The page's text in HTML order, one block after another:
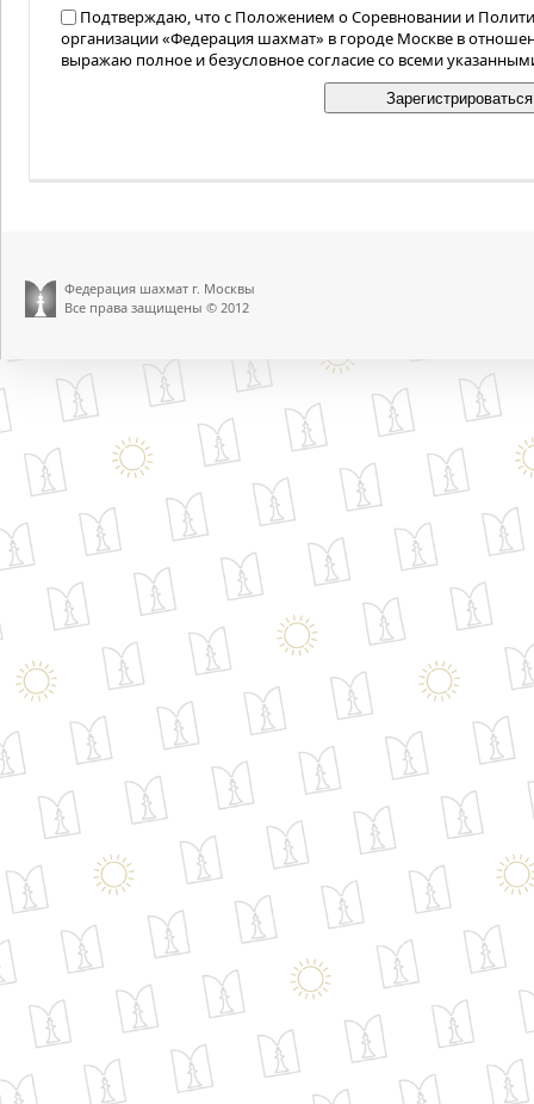
Подтверждаю, что с Положением о Соревновании и
организации «Федерация шахмат» в городе Москве в
выражаю полное и безусловное согласие со всеми
Федерация шахмат г. Москвы
Все права защищены © 2012